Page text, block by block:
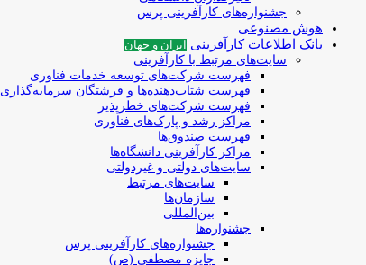
جشنواره‌های کارآفرینی‌ پرس
هوش مصنوعی
بانک اطلاعات کارآفرینی
ایران و جهان
سایت‌های مرتبط با کارآفرینی
فهرست شرکت‌های‌‌ توسعه‌ خدمات فناوری
فهرست شتاب‌دهنده‌ها‌ و فرشتگان‌ سرمایه‌گذاری
فهرست شرکت‌های خطرپذیر
مراکز رشد و پارک‌های فناوری
فهرست صندوق‌ها
مراکز کارآفرینی دانشگاه‌ها
سایت‌های دولتی و غیردولتی
سایت‌های مرتبط
سازمان‌ها
بین‌المللی
جشنواره‌ها
جشنواره‌های کارآفرینی‌ پرس
جایزه مصطفی (ص)